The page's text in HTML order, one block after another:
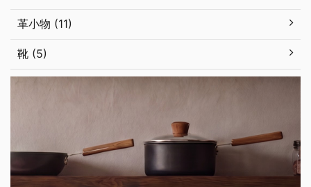
革小物 (11)
靴 (5)